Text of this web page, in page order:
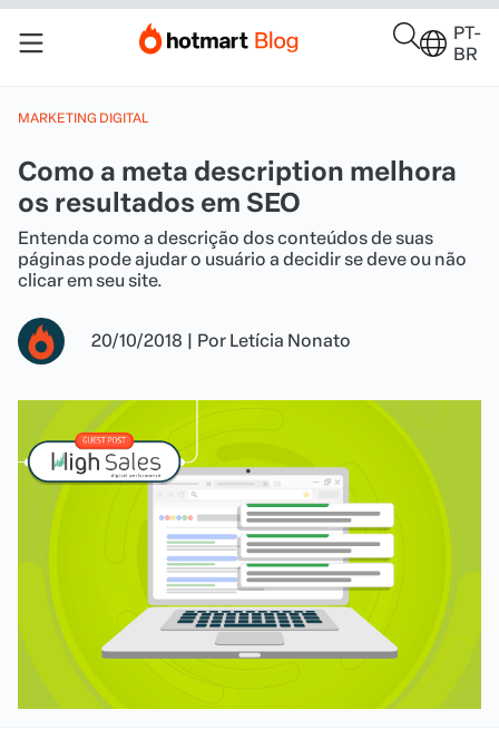
PT-
BR
MARKETING DIGITAL
Como a meta description melhora
os resultados em SEO
Entenda como a descrição dos conteúdos de suas
páginas pode ajudar o usuário a decidir se deve ou não
clicar em seu site.
20/10/2018 | Por Letícia Nonato